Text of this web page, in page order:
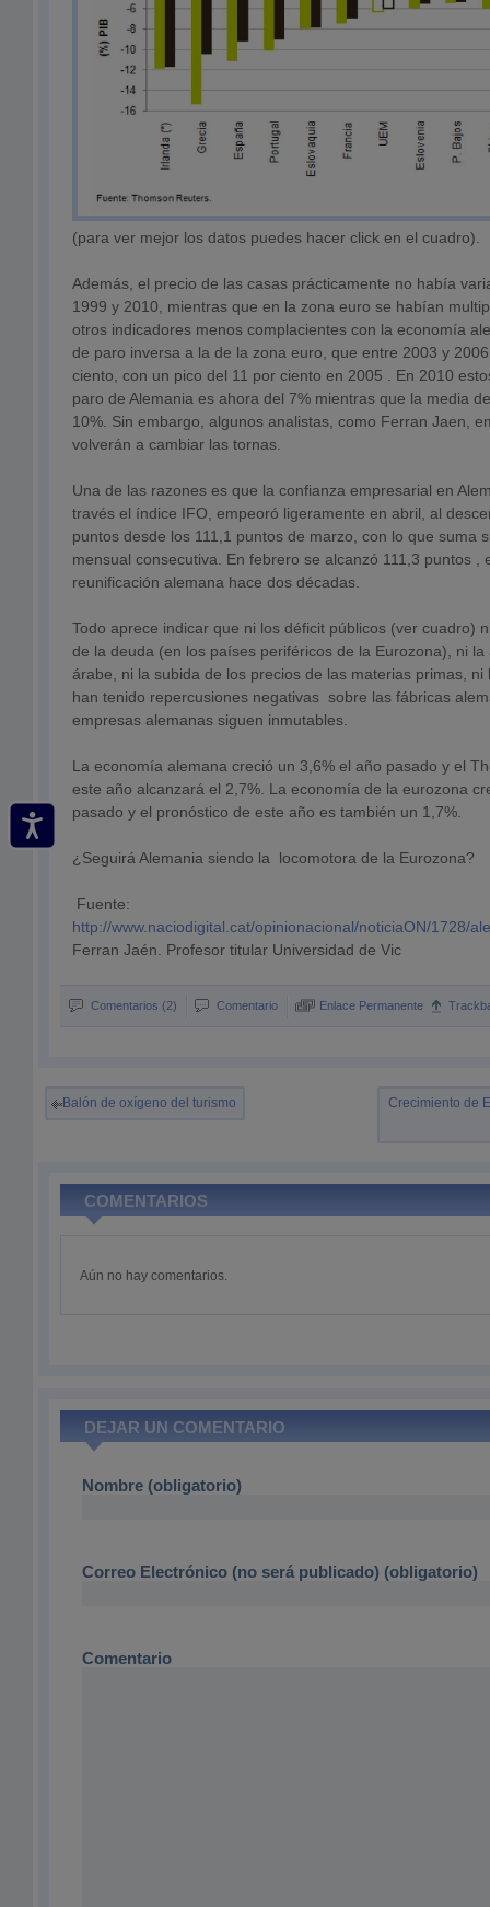
(para ver mejor los datos puedes hacer click en el cuadro).
Además, el precio de las casas prácticamente no había
1999 y 2010, mientras que en la zona euro se habían
otros indicadores menos complacientes con la economía
de paro inversa a la de la zona euro, que entre 2003 y
ciento, con un pico del 11 por ciento en 2005 . En 2010
paro de Alemania es ahora del 7% mientras que la media
10%. Sin embargo, algunos analistas, como Ferran Jaen,
volverán a cambiar las tornas.
Una de las razones es que la confianza empresarial en
través el índice IFO, empeoró ligeramente en abril, al
puntos desde los 111,1 puntos de marzo, con lo que suma
mensual consecutiva. En febrero se alcanzó 111,3 puntos ,
reunificación alemana hace dos décadas.
Todo aprece indicar que ni los déficit públicos (ver cuadro)
de la deuda (en los países periféricos de la Eurozona), ni
árabe, ni la subida de los precios de las materias primas, ni
han tenido repercusiones negativas sobre las fábricas
empresas alemanas siguen inmutables.
La economía alemana creció un 3,6% el año pasado y el
este año alcanzará el 2,7%. La economía de la eurozona
pasado y el pronóstico de este año es también un 1,7%.
¿Seguirá Alemania siendo la locomotora de la Eurozona?
Fuente:
http://www.naciodigital.cat/opinionacional/noticiaON/1728/
Ferran Jaén. Profesor titular Universidad de Vic
Comentarios (2) Comentario Enlace Permanente
Balón de oxígeno del turismo Crecimiento de
COMENTARIOS
Aún no hay comentarios.
DEJAR UN COMENTARIO
Nombre (obligatorio)
Correo Electrónico (no será publicado) (obligatorio)
Comentario